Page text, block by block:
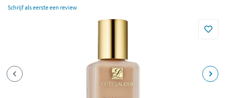
Schrijf als eerste een review